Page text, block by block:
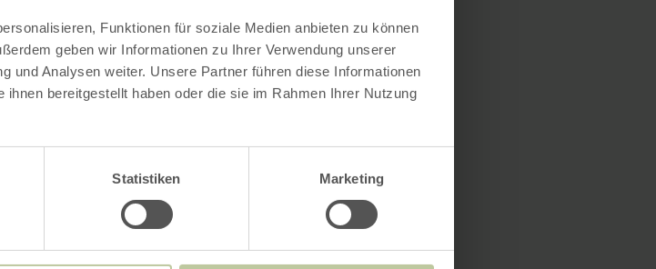
Funktionen für soziale Medien anbieten zu können
geben wir Informationen zu Ihrer Verwendung unserer
und Analysen weiter. Unsere Partner führen diese Informationen
bereitgestellt haben oder die sie im Rahmen Ihrer Nutzung
Statistiken Marketing